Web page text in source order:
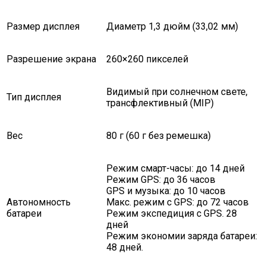
Размер дисплея Диаметр 1,3 дюйм (33,02 мм)
Разрешение экрана 260×260 пикселей
Тип дисплея
Видимый при солнечном свете,
трансфлективный (MIP)
Вес 80 г (60 г без ремешка)
Автономность
батареи
Режим смарт-часы: до 14 дней
Режим GPS: до 36 часов
GPS и музыка: до 10 часов
Макс. режим с GPS: до 72 часов
Режим экспедиция с GPS. 28
дней
Режим экономии заряда батареи:
48 дней.